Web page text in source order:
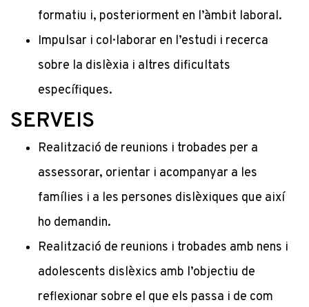
formatiu i, posteriorment en l’àmbit laboral.
Impulsar i col·laborar en l’estudi i recerca
sobre la dislèxia i altres dificultats
específiques.
SERVEIS
Realització de reunions i trobades per a
assessorar, orientar i acompanyar a les
famílies i a les persones dislèxiques que així
ho demandin.
Realització de reunions i trobades amb nens i
adolescents dislèxics amb l’objectiu de
reflexionar sobre el que els passa i de com